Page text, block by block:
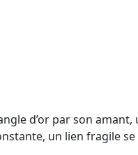
d’or par son
un lien fragile